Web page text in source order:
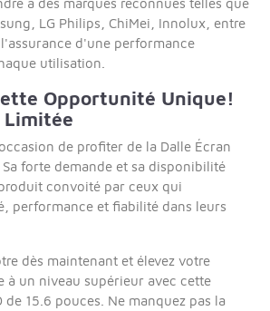
à des marques reconnues telles que
LG Philips, ChiMei, Innolux, entre
d'une performance
utilisation.
Opportunité Unique!
de profiter de la Dalle Écran
forte demande et sa disponibilité
convoité par ceux qui
performance et fiabilité dans leurs
dès maintenant et élevez votre
à un niveau supérieur avec cette
de 15.6 pouces. Ne manquez pas la